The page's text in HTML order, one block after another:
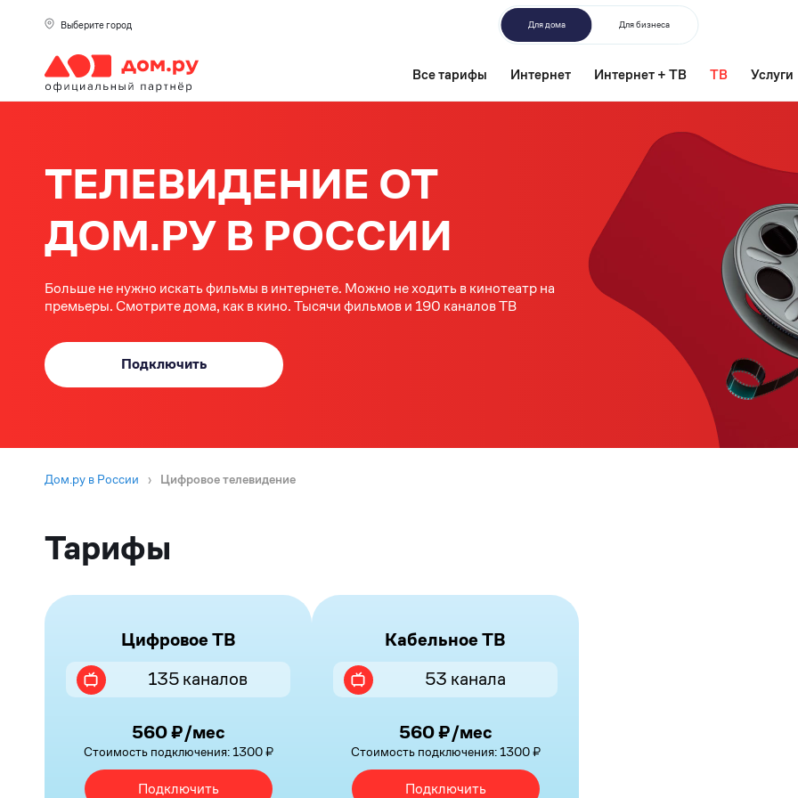
Выберите город Для дома Для бизнеса
Все тарифы Интернет Интернет + ТВ ТВ Услуги
ТЕЛЕВИДЕНИЕ ОТ
ДОМ.РУ В РОССИИ
Больше не нужно искать фильмы в интернете. Можно не ходить в кинотеатр на
премьеры. Смотрите дома, как в кино. Тысячи фильмов и 190 каналов ТВ
Подключить
Дом.ру в России › Цифровое телевидение
Тарифы
Цифровое ТВ
135 каналов
560 ₽/мес
Стоимость подключения: 1300 ₽
Подключить
Кабельное ТВ
53 канала
560 ₽/мес
Стоимость подключения: 1300 ₽
Подключить